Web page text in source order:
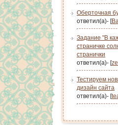
Оберточная
ответил(а)- [
Задание "В
страничке
странички
ответил(а)- [
Тестируем
дизайн сайта
ответил(а)- [